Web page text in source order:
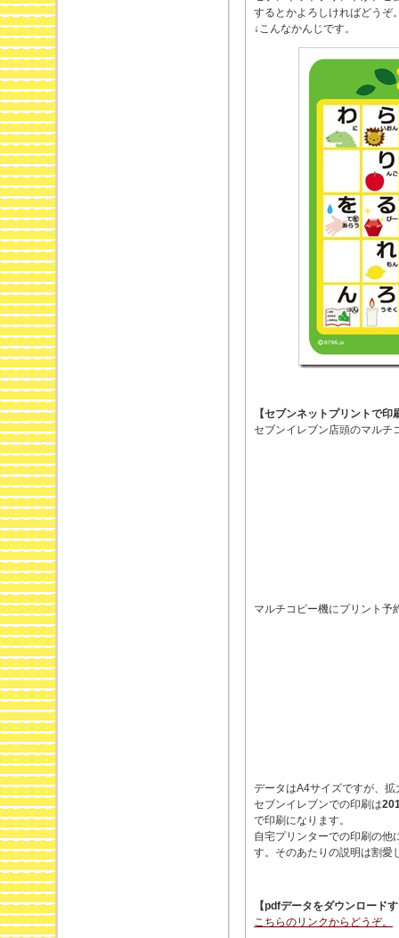
するとかよろしければどうぞ
↓こんなかんじです。
【セブンネットプリントで印
セブンイレブン店頭のマルチ
マルチコピー機にプリント予
データはA4サイズですが、
セブンイレブンでの印刷は
で印刷になります。
自宅プリンターでの印刷の他
す。そのあたりの説明は割愛
【pdfデータをダウンロード
こちらのリンクからどうぞ。